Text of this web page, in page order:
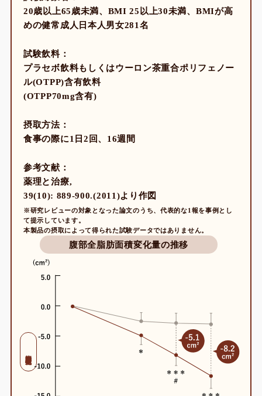
20歳以上65歳未満、BMI 25以上30未満、BMIが高
めの健常成人日本人男女281名
試験飲料：
プラセボ飲料もしくはウーロン茶重合ポリフェノー
ル(OTPP)含有飲料
(OTPP70mg含有)
摂取方法：
食事の際に1日2回、16週間
参考文献：
薬理と治療,
39(10): 889-900.(2011)より作図
※研究レビューの対象となった論文のうち、代表的な1報を事例とし
て提示しています。
本製品の摂取によって得られた試験データではありません。
腹部全脂肪面積変化量の推移